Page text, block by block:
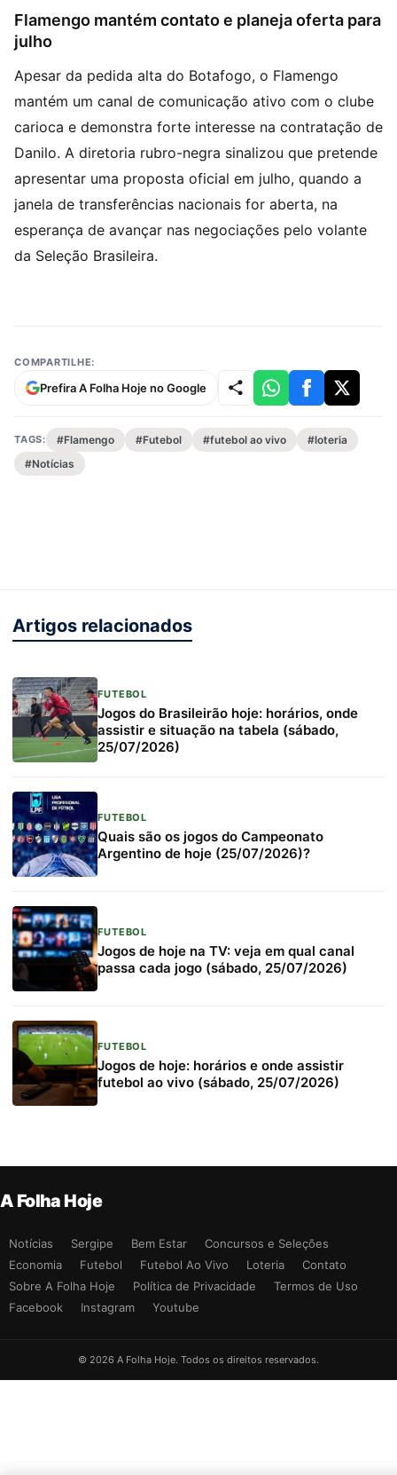
Flamengo mantém contato e planeja oferta para
julho
Apesar da pedida alta do Botafogo, o Flamengo
mantém um canal de comunicação ativo com o clube
carioca e demonstra forte interesse na contratação de
Danilo. A diretoria rubro-negra sinalizou que pretende
apresentar uma proposta oficial em julho, quando a
janela de transferências nacionais for aberta, na
esperança de avançar nas negociações pelo volante
da Seleção Brasileira.
COMPARTILHE:
Prefira A Folha Hoje no Google
TAGS: #Flamengo #Futebol #futebol ao vivo
#loteria
#Notícias
Artigos relacionados
FUTEBOL
Jogos do Brasileirão hoje: horários, onde
assistir e situação na tabela (sábado,
25/07/2026)
FUTEBOL
Quais são os jogos do Campeonato
Argentino de hoje (25/07/2026)?
FUTEBOL
Jogos de hoje na TV: veja em qual canal
passa cada jogo (sábado, 25/07/2026)
FUTEBOL
Jogos de hoje: horários e onde assistir
futebol ao vivo (sábado, 25/07/2026)
A Folha Hoje
Notícias Sergipe Bem Estar
Concursos e Seleções
Economia
Futebol Futebol Ao Vivo Loteria
Contato
Sobre A Folha Hoje
Política de Privacidade
Termos de Uso
Facebook
Instagram Youtube
© 2026 A Folha Hoje. Todos os direitos reservados.